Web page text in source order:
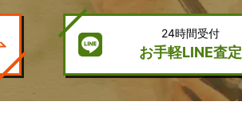
24時間受付
お手軽LINE査定